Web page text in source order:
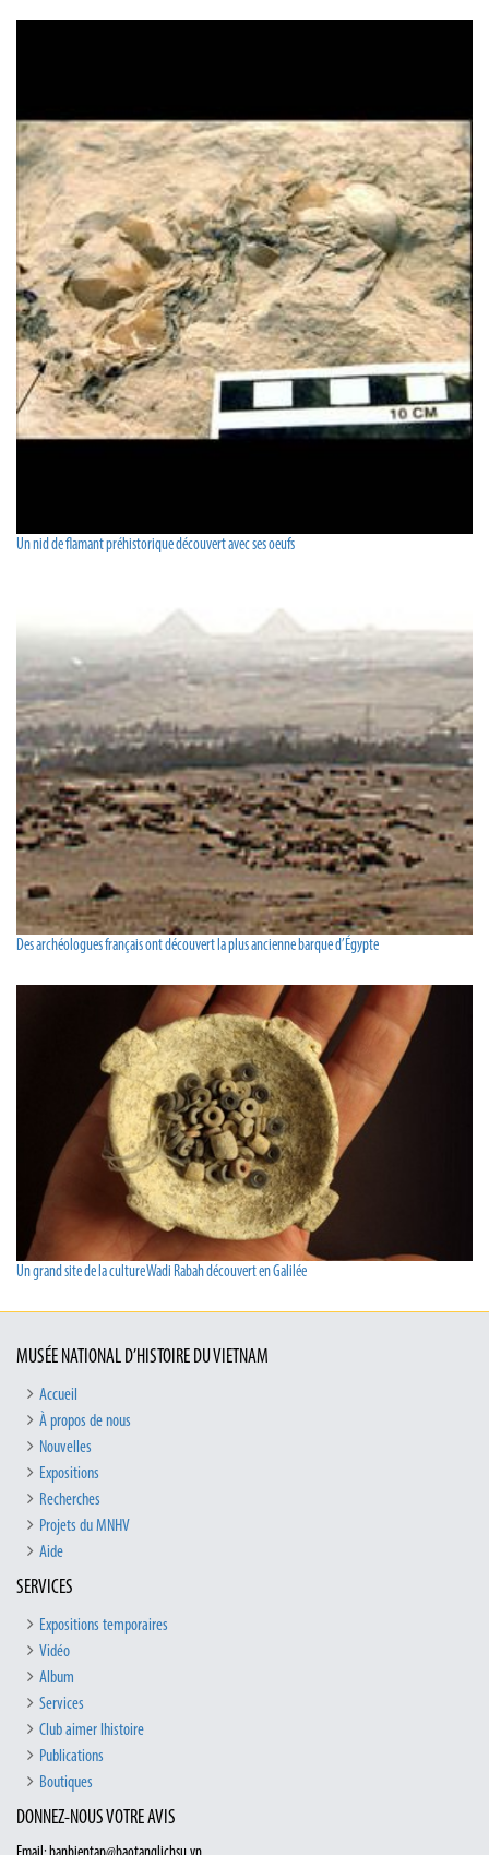
Un nid de flamant préhistorique découvert avec ses oeufs
Des archéologues français ont découvert la plus ancienne barque d’Égypte
Un grand site de la culture Wadi Rabah découvert en Galilée
MUSÉE NATIONAL D’HISTOIRE DU VIETNAM
Accueil
À propos de nous
Nouvelles
Expositions
Recherches
Projets du MNHV
Aide
SERVICES
Expositions temporaires
Vidéo
Album
Services
Club aimer lhistoire
Publications
Boutiques
DONNEZ-NOUS VOTRE AVIS